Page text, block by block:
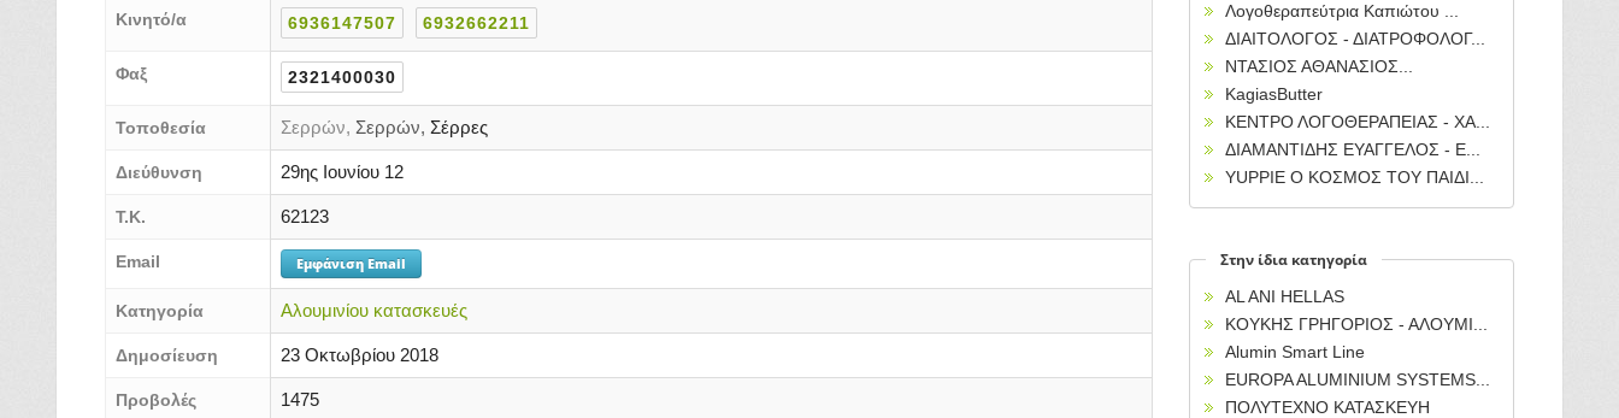
Κινητό/α 6936147507 6932662211
Φαξ 2321400030
Τοποθεσία Σερρών, Σερρών, Σέρρες
Διεύθυνση 29ης Ιουνίου 12
Τ.Κ. 62123
Email Εμφάνιση Email
Κατηγορία Αλουμινίου κατασκευές
Δημοσίευση 23 Οκτωβρίου 2018
Προβολές 1475
Λογοθεραπεύτρια Καπιώτου ...
ΔΙΑΙΤΟΛΟΓΟΣ - ΔΙΑΤΡΟΦΟΛΟΓ...
ΝΤΑΣΙΟΣ ΑΘΑΝΑΣΙΟΣ...
KagiasButter
ΚΕΝΤΡΟ ΛΟΓΟΘΕΡΑΠΕΙΑΣ - ΧΑ...
ΔΙΑΜΑΝΤΙΔΗΣ ΕΥΑΓΓΕΛΟΣ - Ε...
YUPPIE O KOΣΜΟΣ ΤΟΥ ΠΑΙΔΙ...
Στην ίδια κατηγορία
AL ANI HELLAS
ΚΟΥΚΗΣ ΓΡΗΓΟΡΙΟΣ - ΑΛΟΥΜΙ...
Alumin Smart Line
EUROPA ALUMINIUM SYSTEMS...
ΠΟΛΥΤΕΧΝΟ ΚΑΤΑΣΚΕΥΗ